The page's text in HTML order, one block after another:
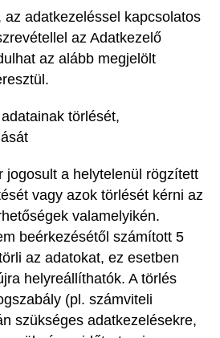
az adatkezeléssel kapcsolatos
az Adatkezelő
az alább megjelölt
törlését,
jogosult a helytelenül rögzített
vagy azok törlését kérni az
valamelyikén.
beérkezésétől számított 5
az adatokat, ez esetben
helyreállíthatók. A törlés
(pl. számviteli
szükséges adatkezelésekre,